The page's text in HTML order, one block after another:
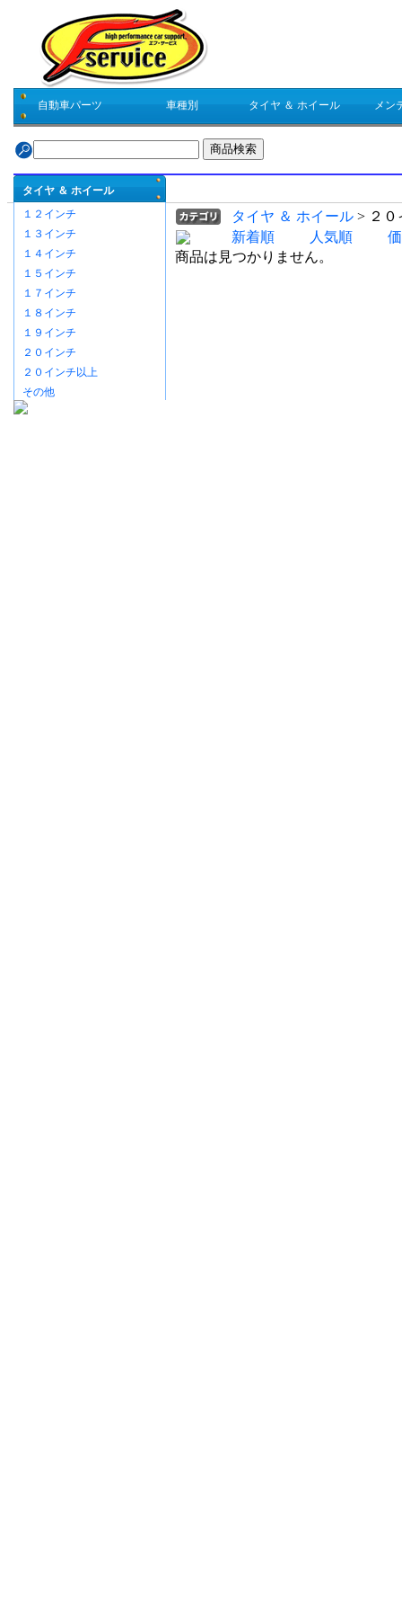
自動車パーツ 車種別 タイヤ ＆ ホイール メン
タイヤ ＆ ホイール
１２インチ
１３インチ
１４インチ
１５インチ
１７インチ
１８インチ
１９インチ
２０インチ
２０インチ以上
その他
タイヤ ＆ ホイール > ２０
新着順
人気順
商品は見つかりません。